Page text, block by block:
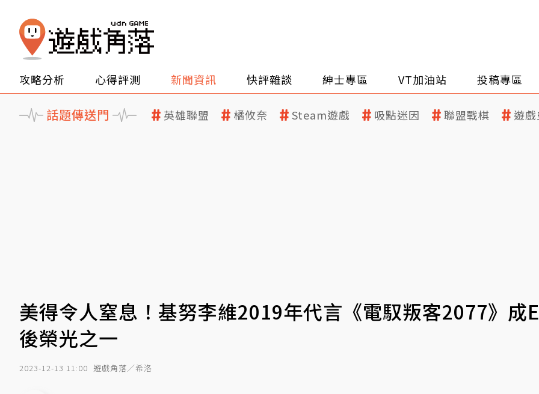
攻略分析 心得評測 新聞資訊 快評雜談 紳士專區 VT加油站 投稿專區
話題傳送門 英雄聯盟 橘攸奈 Steam遊戲 吸點迷因 聯盟戰棋 遊
美得令人窒息！基努李維2019年代言《電馭叛客2077》成
後榮光之一
2023-12-13 11:00 遊戲角落／希洛